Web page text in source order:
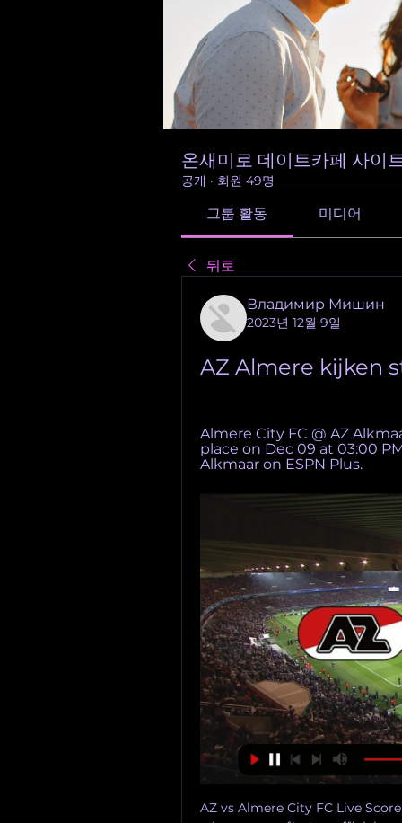
온새미로 데이트카페 사이
공개 · 회원 49명
그룹 활동 미디어
뒤로
Владимир Мишин
2023년 12월 9일
AZ Almere kijken
Almere City FC @ AZ
place on Dec 09 at 03:00
Alkmaar on ESPN Plus.
AZ vs Almere City FC Live